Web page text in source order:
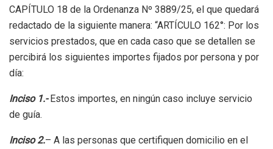
CAPÍTULO 18 de la Ordenanza Nº 3889/25, el que quedará
redactado de la siguiente manera: “ARTÍCULO 162°: Por los
servicios prestados, que en cada caso que se detallen se
percibirá los siguientes importes fijados por persona y por
día:
Inciso 1.-Estos importes, en ningún caso incluye servicio
de guía.
Inciso 2.– A las personas que certifiquen domicilio en el